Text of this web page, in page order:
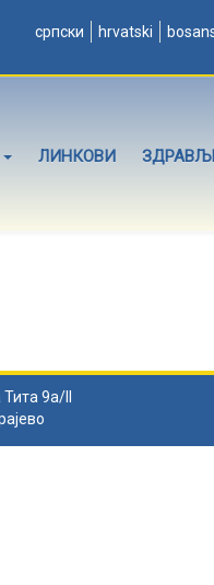
српски hrvatski
ЛИНКОВИ
9а/II